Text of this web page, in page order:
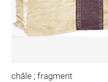
châle ; fragment